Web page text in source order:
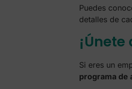
Puedes
detalles de
Si eres un
programa de